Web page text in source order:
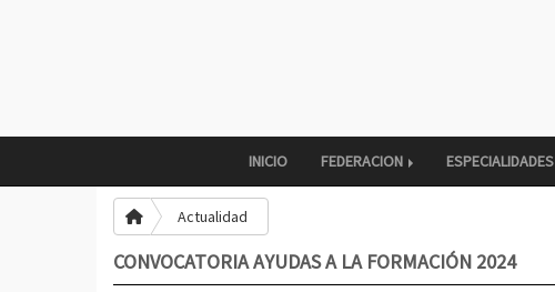
INICIO FEDERACION ESPECIALIDADES
Actualidad
CONVOCATORIA AYUDAS A LA FORMACIÓN 2024